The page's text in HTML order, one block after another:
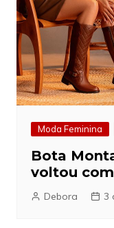
Moda Feminina
Bota
voltou
Debora 3